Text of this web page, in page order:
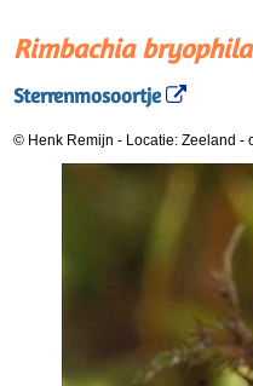
Rimbachia bryophila
Sterrenmosoortje
© Henk Remijn - Locatie: Zeeland -